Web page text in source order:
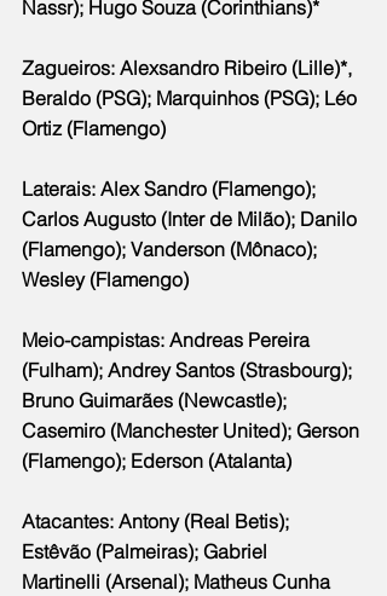
Nassr); Hugo Souza (Corinthians)*
Zagueiros: Alexsandro Ribeiro (Lille)*,
Beraldo (PSG); Marquinhos (PSG); Léo
Ortiz (Flamengo)
Laterais: Alex Sandro (Flamengo);
Carlos Augusto (Inter de Milão); Danilo
(Flamengo); Vanderson (Mônaco);
Wesley (Flamengo)
Meio-campistas: Andreas Pereira
(Fulham); Andrey Santos (Strasbourg);
Bruno Guimarães (Newcastle);
Casemiro (Manchester United); Gerson
(Flamengo); Ederson (Atalanta)
Atacantes: Antony (Real Betis);
Estêvão (Palmeiras); Gabriel
Martinelli (Arsenal); Matheus Cunha